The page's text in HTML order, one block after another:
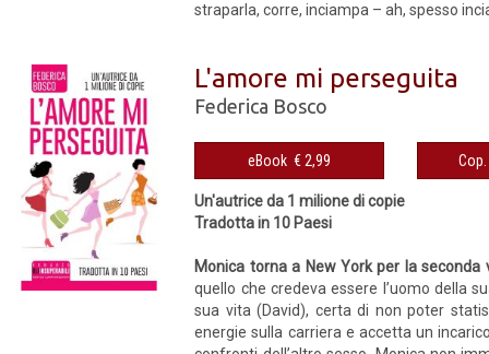
straparla, corre, inciampa – ah, spesso
L'amore mi perseguita
Federica Bosco
eBook € 2,99
Un'autrice da 1 milione di copie
Tradotta in 10 Paesi
Monica torna a New York per la
quello che credeva essere l’uomo della
sua vita (David), certa di non poter
energie sulla carriera e accetta un